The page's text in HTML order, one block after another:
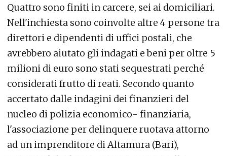
Quattro sono finiti in carcere, sei ai domiciliari.
Nell'inchiesta sono coinvolte altre 4 persone tra
direttori e dipendenti di uffici postali, che
avrebbero aiutato gli indagati e beni per oltre 5
milioni di euro sono stati sequestrati perché
considerati frutto di reati. Secondo quanto
accertato dalle indagini dei finanzieri del
nucleo di polizia economico- finanziaria,
l'associazione per delinquere ruotava attorno
ad un imprenditore di Altamura (Bari),